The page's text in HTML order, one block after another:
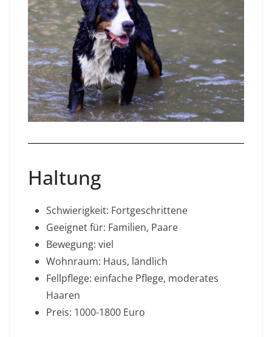
Haltung
Schwierigkeit: Fortgeschrittene
Geeignet für: Familien, Paare
Bewegung: viel
Wohnraum: Haus, ländlich
Fellpflege: einfache Pflege, moderates
Haaren
Preis: 1000-1800 Euro